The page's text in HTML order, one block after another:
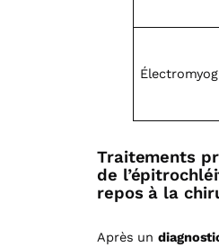
Traitements
de
repos à la
Après un